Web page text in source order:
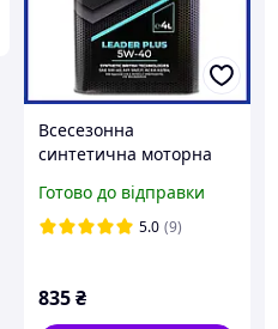
Всесезонна
синтетична моторна
Plus 5W-40 SN/CF 4л,
якісна машинна олива
Готово до відправки
5.0 (9)
835₴